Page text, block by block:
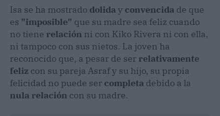
Isa se ha mostrado dolida y convencida de que
es "imposible" que su madre sea feliz cuando
no tiene relación ni con Kiko Rivera ni con ella,
ni tampoco con sus nietos. La joven ha
reconocido que, a pesar de ser relativamente
feliz con su pareja Asraf y su hijo, su propia
felicidad no puede ser completa debido a la
nula relación con su madre.